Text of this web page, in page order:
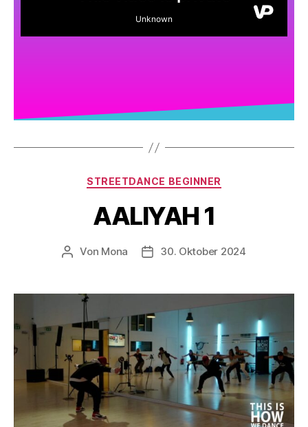
STREETDANCE BEGINNER
AALIYAH 1
Von Mona 30. Oktober 2024